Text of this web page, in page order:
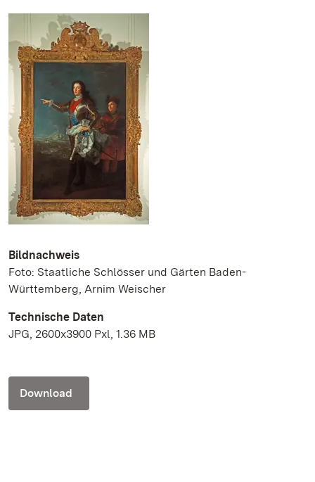
Bildnachweis
Foto: Staatliche Schlösser und Gärten Baden-
Württemberg, Arnim Weischer
Technische Daten
JPG, 2600x3900 Pxl, 1.36 MB
Download